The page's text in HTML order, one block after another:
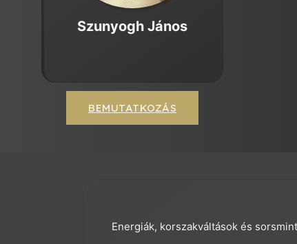
Szunyogh János
BEMUTATKOZÁS
Energiák, korszakváltások és